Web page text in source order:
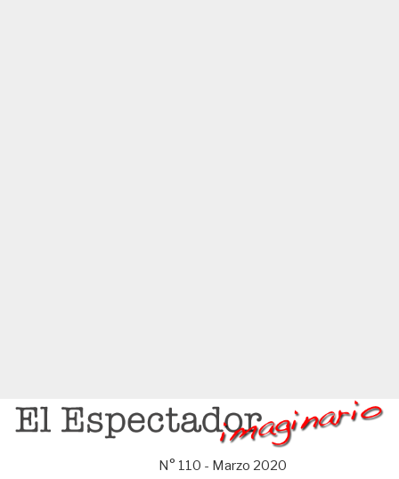
Saltar
N° 110 - Marzo 2020